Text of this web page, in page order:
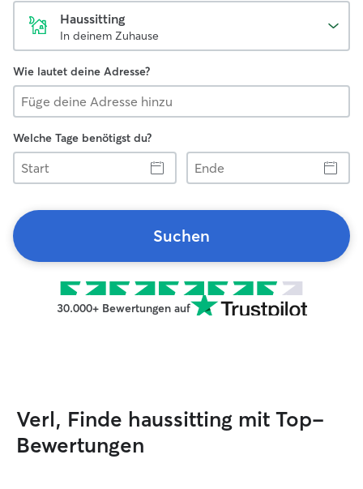
Haussitting
In deinem Zuhause
Wie lautet deine Adresse?
Welche Tage benötigst du?
Start
Ende
Suchen
30.000+ Bewertungen auf
Verl, Finde haussitting mit Top-
Bewertungen